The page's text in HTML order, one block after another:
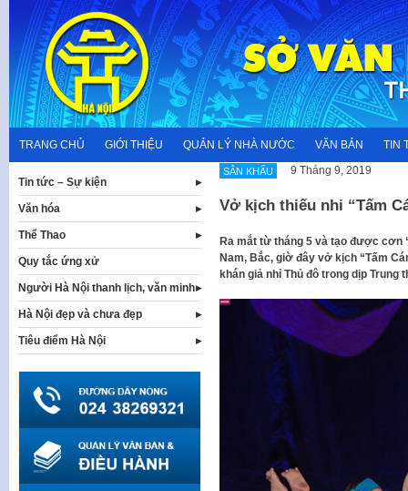
content
TRANG CHỦ GIỚI THIỆU QUẢN LÝ NHÀ NƯỚC VĂN BẢN TIN
SÂN KHẤU 9 Tháng 9, 2019
Vở kịch thiếu nhi “Tấm
Ra mắt từ tháng 5 và tạo được cơn
Nam, Bắc, giờ đây vở kịch “Tấm
khán giả nhỉ Thủ đô trong dịp Trung
Tin tức – Sự kiện
Văn hóa
Thể Thao
Quy tắc ứng xử
Người Hà Nội thanh lịch, văn minh
Hà Nội đẹp và chưa đẹp
Tiêu điểm Hà Nội